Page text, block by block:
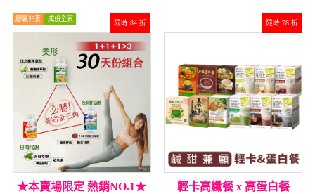
限時 84 折
膠囊非素 成份全素
★本賣場限定 熱銷NO.1★
限時 78 折
輕卡高纖餐 x 高蛋白餐